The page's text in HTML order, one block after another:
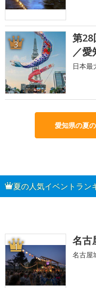
3
第28
／愛
日本最
愛知県の夏
夏の人気イベントラン
1 名古
名古屋